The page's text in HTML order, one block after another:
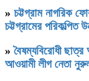
» চট্টগ্রাম নাগরিক
চট্টগ্রামের
»বৈষম্যবিরোধী
আওয়ামী লীগ নেতা